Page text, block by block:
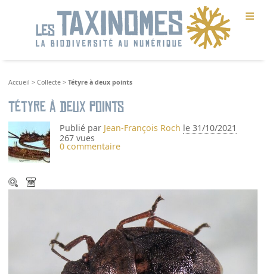
≡
Accueil >Collecte >Tétyre à deux points
Tétyre à deux points
Publié par Jean-François Roch le 31/10/2021
267 vues
0 commentaire